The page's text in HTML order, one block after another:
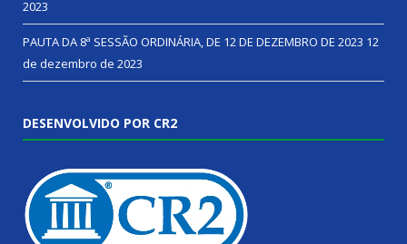
2023
PAUTA DA 8ª SESSÃO ORDINÁRIA, DE 12 DE DEZEMBRO DE 2023 12
de dezembro de 2023
DESENVOLVIDO POR CR2